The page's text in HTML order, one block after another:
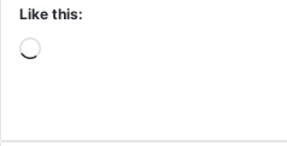
Like this:
Loading…